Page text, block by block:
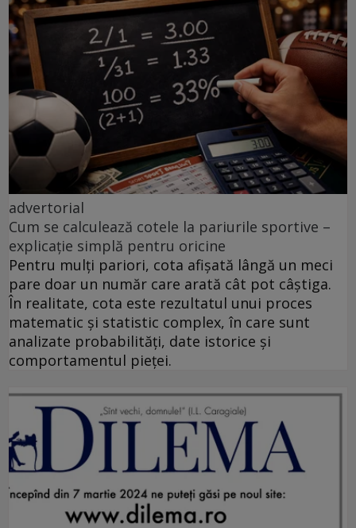
advertorial
Cum se calculează cotele la pariurile sportive –
explicație simplă pentru oricine
Pentru mulți pariori, cota afișată lângă un meci
pare doar un număr care arată cât pot câștiga.
În realitate, cota este rezultatul unui proces
matematic și statistic complex, în care sunt
analizate probabilități, date istorice și
comportamentul pieței.